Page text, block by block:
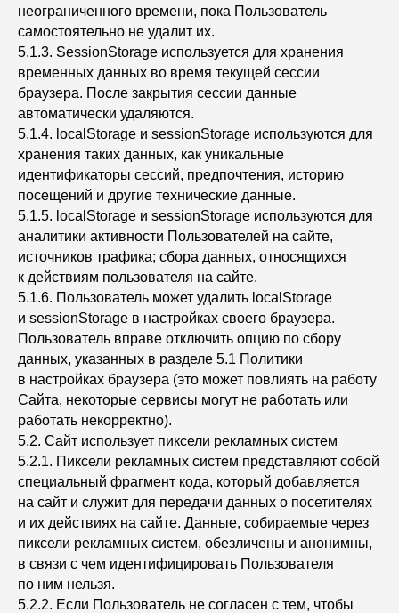
неограниченного времени, пока Пользователь
самостоятельно не удалит их.
5.1.3. SessionStorage используется для хранения
временных данных во время текущей сессии
браузера. После закрытия сессии данные
автоматически удаляются.
5.1.4. localStorage и sessionStorage используются для
хранения таких данных, как уникальные
идентификаторы сессий, предпочтения, историю
посещений и другие технические данные.
5.1.5. localStorage и sessionStorage используются для
аналитики активности Пользователей на сайте,
источников трафика; сбора данных, относящихся
к действиям пользователя на сайте.
5.1.6. Пользователь может удалить localStorage
и sessionStorage в настройках своего браузера.
Пользователь вправе отключить опцию по сбору
данных, указанных в разделе 5.1 Политики
в настройках браузера (это может повлиять на работу
Сайта, некоторые сервисы могут не работать или
работать некорректно).
5.2. Сайт использует пиксели рекламных систем
5.2.1. Пиксели рекламных систем представляют собой
специальный фрагмент кода, который добавляется
на сайт и служит для передачи данных о посетителях
и их действиях на сайте. Данные, собираемые через
пиксели рекламных систем, обезличены и анонимны,
в связи с чем идентифицировать Пользователя
по ним нельзя.
5.2.2. Если Пользователь не согласен с тем, чтобы